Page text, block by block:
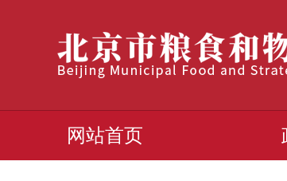
网站首页